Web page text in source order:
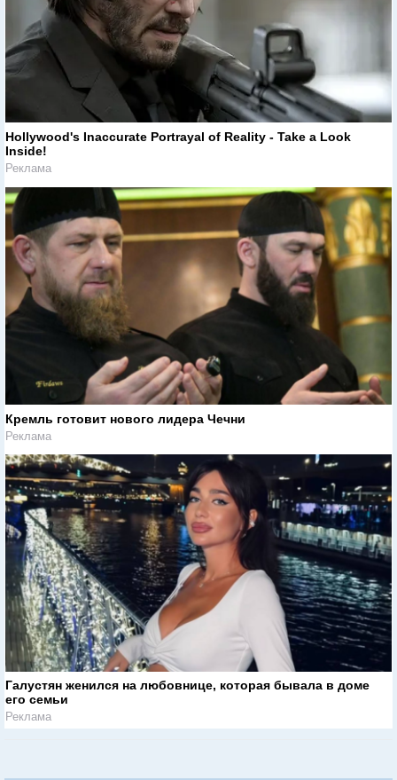
Hollywood's Inaccurate Portrayal of Reality - Take a Look
Inside!
Реклама
Кремль готовит нового лидера Чечни
Реклама
Галустян женился на любовнице, которая бывала в доме
его семьи
Реклама